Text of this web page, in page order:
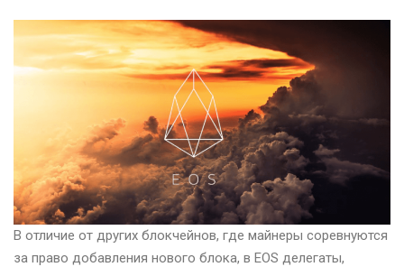
В отличие от других блокчейнов, где майнеры соревнуются
за право добавления нового блока, в EOS делегаты,